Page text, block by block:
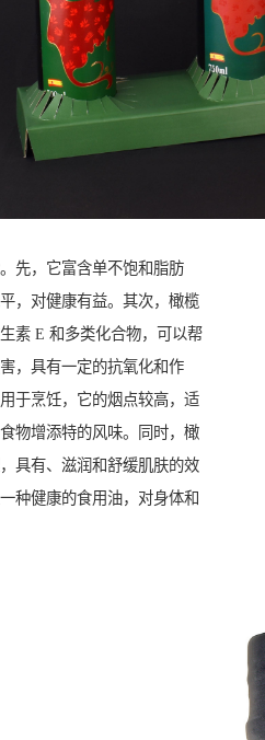
先，它富含单不饱和脂肪
，对健康有益。其次，橄榄
素 E 和多类化合物，可以帮
，具有一定的抗氧化和作
于烹饪，它的烟点较高，适
物增添特的风味。同时，橄
具有、滋润和舒缓肌肤的效
种健康的食用油，对身体和